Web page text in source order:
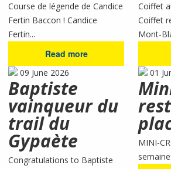
Course de légende de Candice
Fertin Baccon ! Candice
Fertin...
Read more
Coiffet
Coiffet
Mont-
09 June 2026
Baptiste
vainqueur du
trail du
Gypaète
Congratulations to Baptiste
01
MINI-